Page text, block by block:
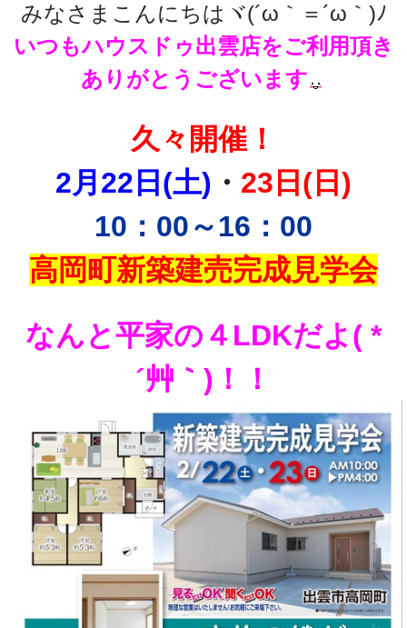
みなさまこんにちはヾ(´ω｀＝´ω｀)ﾉ
いつもハウスドゥ出雲店をご利用頂き
ありがとうございます
久々開催！
2月22日(土) ・ 23日(日)
10：00～16：00
高岡町新築建売完成見学会
なんと平家の４LDKだよ( *
´艸｀)！！